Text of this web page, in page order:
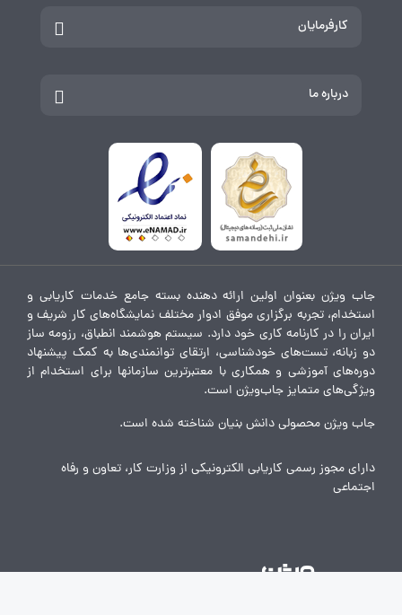
کارفرمایان
درباره ما
جاب ویژن بعنوان اولین ارائه دهنده بسته جامع خدمات کاریابی و
استخدام، تجربه برگزاری موفق ادوار مختلف نمایشگاه‌های کار شریف و
ایران را در کارنامه کاری خود دارد. سیستم هوشمند انطباق، رزومه ساز
دو زبانه، تست‌های خودشناسی، ارتقای توانمندی‌ها به کمک پیشنهاد
دوره‌های آموزشی و همکاری با معتبرترین سازمانها برای استخدام از
ویژگی‌های متمایز جاب‌ویژن است.
جاب ویژن محصولی دانش بنیان شناخته شده است.
دارای مجوز رسمی کاریابی الکترونیکی از وزارت کار، تعاون و رفاه
اجتماعی